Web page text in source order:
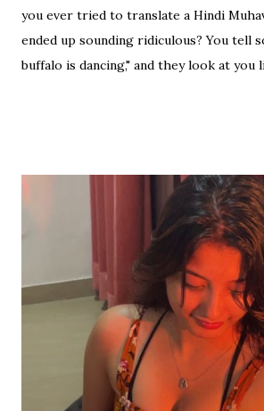
you ever tried to translate a Hindi
ended up sounding ridiculous? You tell
buffalo is dancing," and they look at you
Stop Saying "My Buffalo is Dancing"!
English equivalents for famous Hindi
next exam. In 2010, the internet
meaning of "Sau sonaar ki, ek lohaar ki."
settle that debate once and for all.
student eyeing the lucrative RBI
& Job Profile , a scholar researching